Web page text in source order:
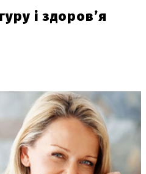
і здоров’я